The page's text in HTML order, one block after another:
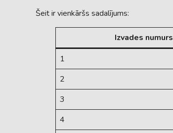
Šeit ir vienkāršs sadalījums:
Izvades numurs
1
2
3
4